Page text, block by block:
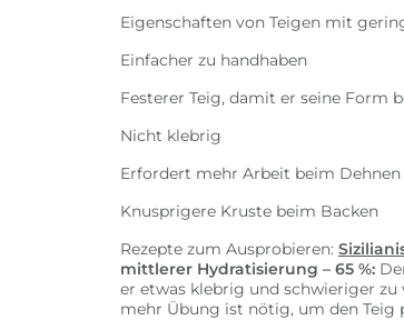
Eigenschaften von Teigen mit
Einfacher zu handhaben
Festerer Teig, damit er seine Form
Nicht klebrig
Erfordert mehr Arbeit beim Dehnen
Knusprigere Kruste beim Backen
Rezepte zum Ausprobieren:
mittlerer Hydratisierung – 65 %:
er etwas klebrig und schwieriger
mehr Übung ist nötig, um den Teig